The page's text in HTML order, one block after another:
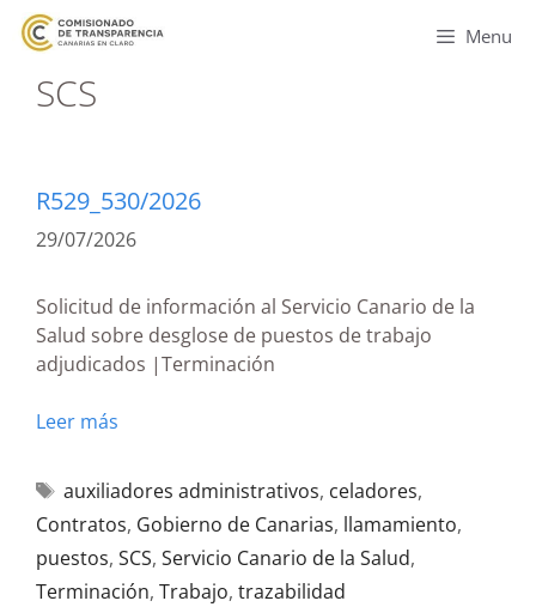
Menu
SCS
R529_530/2026
29/07/2026
Solicitud de información al Servicio Canario de la
Salud sobre desglose de puestos de trabajo
adjudicados |Terminación
Leer más
auxiliadores administrativos, celadores,
Contratos, Gobierno de Canarias, llamamiento,
puestos, SCS, Servicio Canario de la Salud,
Terminación, Trabajo, trazabilidad